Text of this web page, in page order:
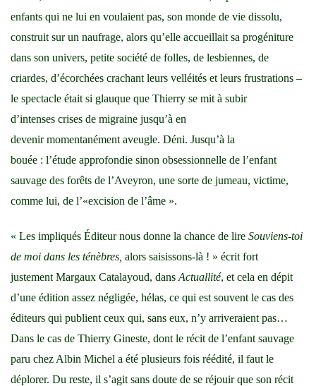
enfants qui ne lui en voulaient pas, son monde de vie dissolu,
construit sur un naufrage, alors qu’elle accueillait sa progéniture
dans son univers, petite société de folles, de lesbiennes, de
criardes, d’écorchées crachant leurs velléités et leurs frustrations –
le spectacle était si glauque que Thierry se mit à subir
d’intenses crises de migraine jusqu’à en
devenir momentanément aveugle. Déni. Jusqu’à la
bouée : l’étude approfondie sinon obsessionnelle de l’enfant
sauvage des forêts de l’Aveyron, une sorte de jumeau, victime,
comme lui, de l’«excision de l’âme ».
« Les impliqués Éditeur nous donne la chance de lire Souviens-toi
de moi dans les ténèbres, alors saisissons-là ! » écrit fort
justement Margaux Catalayoud, dans Actuallité, et cela en dépit
d’une édition assez négligée, hélas, ce qui est souvent le cas des
éditeurs qui publient ceux qui, sans eux, n’y arriveraient pas…
Dans le cas de Thierry Gineste, dont le récit de l’enfant sauvage
paru chez Albin Michel a été plusieurs fois réédité, il faut le
déplorer. Du reste, il s’agit sans doute de se réjouir que son récit